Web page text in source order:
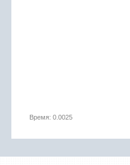
Время: 0.0025